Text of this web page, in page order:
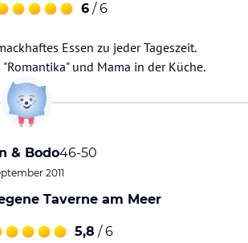
6 / 6
Essen zu jeder Tageszeit.
und Mama in der Küche.
& Bodo46-50
2011
Taverne am Meer
5,8 / 6